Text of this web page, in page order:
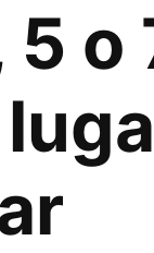
o